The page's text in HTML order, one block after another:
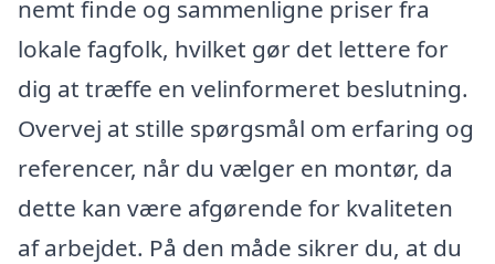
nemt finde og sammenligne priser fra
lokale fagfolk, hvilket gør det lettere for
dig at træffe en velinformeret beslutning.
Overvej at stille spørgsmål om erfaring og
referencer, når du vælger en montør, da
dette kan være afgørende for kvaliteten
af arbejdet. På den måde sikrer du, at du